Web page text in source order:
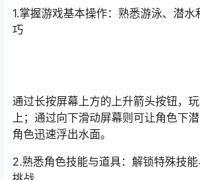
1.掌握游戏基本操作：熟悉游泳、潜
巧
通过长按屏幕上方的上升箭头按钮，
上；通过向下滑动屏幕则可让角色下
角色迅速浮出水面。
2.熟悉角色技能与道具：解锁特殊技